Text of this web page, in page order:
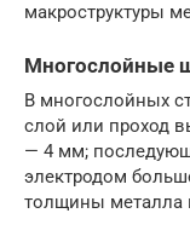
макроструктуры
Многослойные
В многослойных
слой или проход
— 4 мм;
электродом
толщины металла